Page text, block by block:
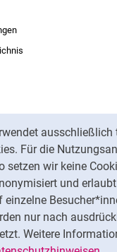
ausschließlich
Für die
setzen wir keine
und
einzelne
nur nach
Weitere
Einsatz
Kassel auf
neues Fenster)
Kassel auf
neues Fenster)